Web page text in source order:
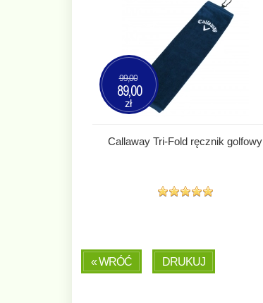
Callaway Tri-Fold ręcznik golfowy
99,00
89,00
zł
« WRÓĆ DRUKUJ